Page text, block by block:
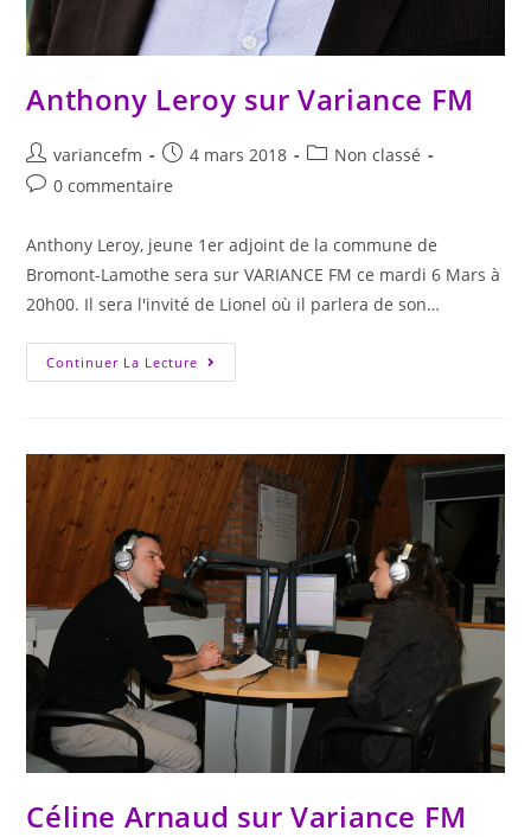
Anthony Leroy sur Variance FM
variancefm 4 mars 2018
Non classé
0 commentaire
Anthony Leroy, jeune 1er adjoint de la commune de
Bromont-Lamothe sera sur VARIANCE FM ce mardi 6 Mars à
20h00. Il sera l'invité de Lionel où il parlera de son…
Continuer La Lecture
Céline Arnaud sur Variance FM